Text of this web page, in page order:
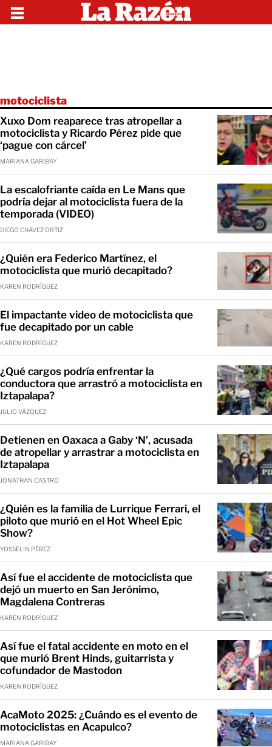
motociclista
Xuxo Dom reaparece tras atropellar a
motociclista y Ricardo Pérez pide que
‘pague con cárcel’
MARIANA GARIBAY
La escalofriante caída en Le Mans que
podría dejar al motociclista fuera de la
temporada (VIDEO)
DIEGO CHÁVEZ ORTIZ
¿Quién era Federico Martínez, el
motociclista que murió decapitado?
KAREN RODRÍGUEZ
El impactante video de motociclista que
fue decapitado por un cable
KAREN RODRÍGUEZ
¿Qué cargos podría enfrentar la
conductora que arrastró a motociclista en
Iztapalapa?
JULIO VÁZQUEZ
Detienen en Oaxaca a Gaby ‘N’, acusada
de atropellar y arrastrar a motociclista en
Iztapalapa
JONATHAN CASTRO
¿Quién es la familia de Lurrique Ferrari, el
piloto que murió en el Hot Wheel Epic
Show?
YOSSELIN PÉREZ
Así fue el accidente de motociclista que
dejó un muerto en San Jerónimo,
Magdalena Contreras
KAREN RODRÍGUEZ
Así fue el fatal accidente en moto en el
que murió Brent Hinds, guitarrista y
cofundador de Mastodon
KAREN RODRÍGUEZ
AcaMoto 2025: ¿Cuándo es el evento de
motociclistas en Acapulco?
MARIANA GARIBAY